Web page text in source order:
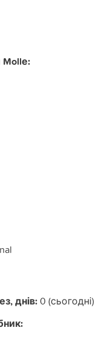
Mollе:
днів:0 (сьогодні)